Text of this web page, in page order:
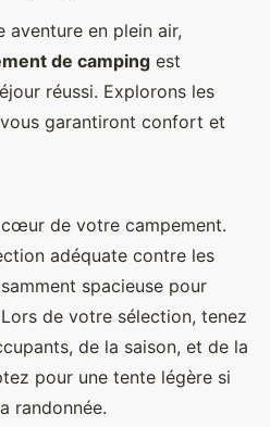
aventure en plein air,
de camping est
réussi. Explorons les
garantiront confort et
de votre campement.
adéquate contre les
spacieuse pour
de votre sélection, tenez
de la saison, et de la
pour une tente légère si
randonnée.